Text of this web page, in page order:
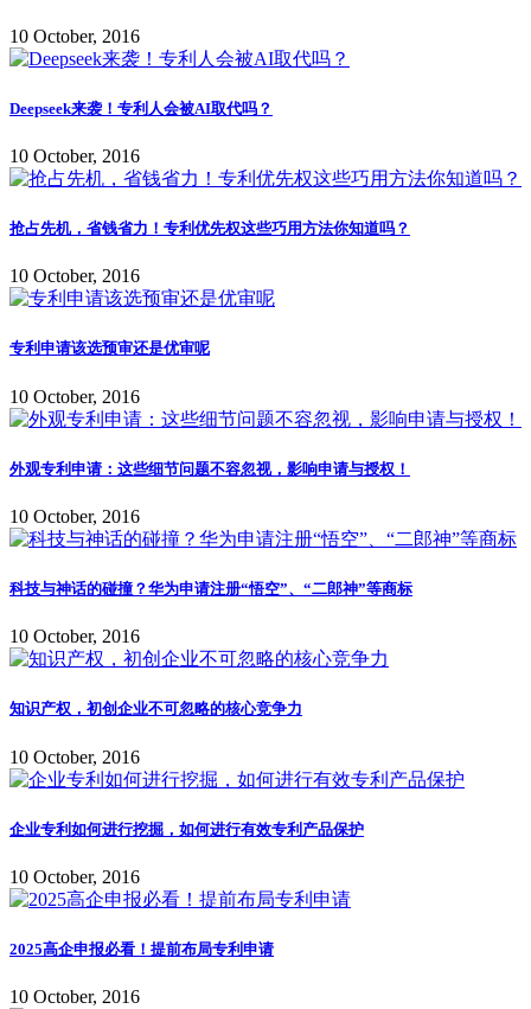
10 October, 2016
Deepseek来袭！专利人会被AI取代吗？
10 October, 2016
抢占先机，省钱省力！专利优先权这些巧用方法你知道吗？
10 October, 2016
专利申请该选预审还是优审呢
10 October, 2016
外观专利申请：这些细节问题不容忽视，影响申请与授权！
10 October, 2016
科技与神话的碰撞？华为申请注册“悟空”、“二郎神”等商标
10 October, 2016
知识产权，初创企业不可忽略的核心竞争力
10 October, 2016
企业专利如何进行挖掘，如何进行有效专利产品保护
10 October, 2016
2025高企申报必看！提前布局专利申请
10 October, 2016